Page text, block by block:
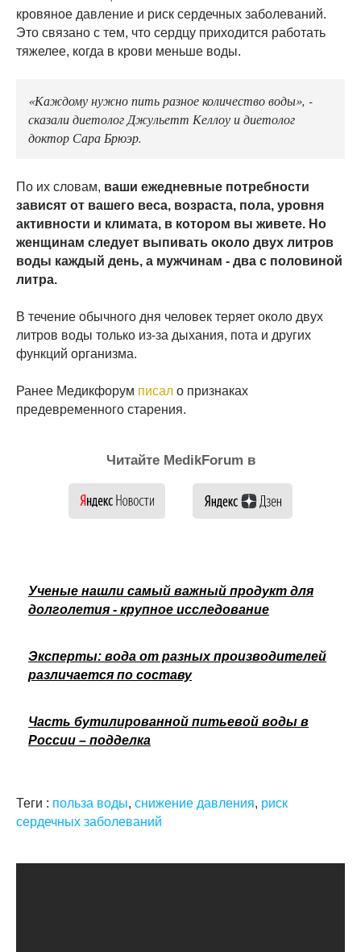
кровяное давление и риск сердечных заболеваний.
Это связано с тем, что сердцу приходится работать
тяжелее, когда в крови меньше воды.
«Каждому нужно пить разное количество воды», -
сказали диетолог Джульетт Келлоу и диетолог
доктор Сара Брюэр.
По их словам, ваши ежедневные потребности
зависят от вашего веса, возраста, пола, уровня
активности и климата, в котором вы живете. Но
женщинам следует выпивать около двух литров
воды каждый день, а мужчинам - два с половиной
литра.
В течение обычного дня человек теряет около двух
литров воды только из-за дыхания, пота и других
функций организма.
Ранее Медикфорум писал о признаках
предевременного старения.
Читайте MedikForum в
Ученые нашли самый важный продукт для
долголетия - крупное исследование
Эксперты: вода от разных производителей
различается по составу
Часть бутилированной питьевой воды в
России – подделка
Теги : польза воды, снижение давления, риск
сердечных заболеваний